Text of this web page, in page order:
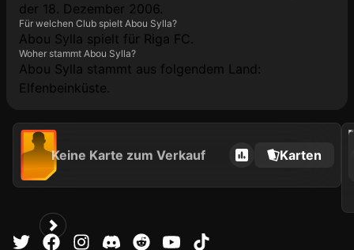
der 18. Dezember 2006.
Für welchen Club spielt Abou Sylla?
Abou Sylla spielt für Riga FC.
Woher stammt Abou Sylla?
Abou Sylla stammt aus folgendem Land:
Elfenbeinküste.
Keine Karte zum Verkauf Karten
2024